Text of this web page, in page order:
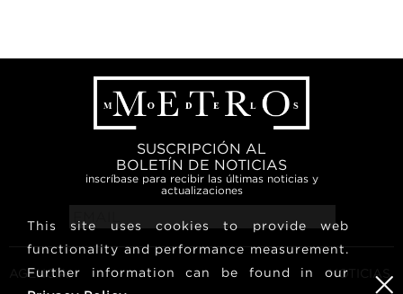
SUSCRIPCIÓN AL
BOLETÍN DE NOTICIAS
inscríbase para recibir las últimas noticias y
actualizaciones
AGENCIA NOTICIAS
This site uses cookies to provide web
functionality and performance measurement.
Further information can be found in our